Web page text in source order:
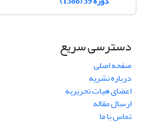
دسترسی سریع
صفحه اصلی
درباره نشریه
اعضای هیات تحریریه
ارسال مقاله
تماس با ما